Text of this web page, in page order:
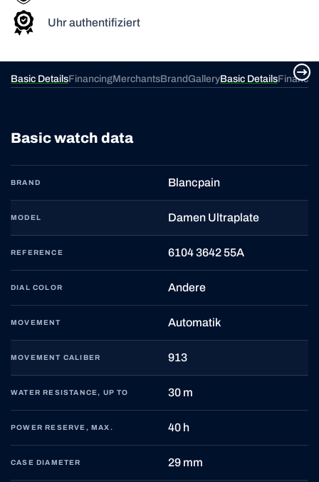
Uhr authentifiziert
Basic DetailsFinancingMerchantsBrandGalleryBasic Details
Basic watch data
BRAND Blancpain
MODEL Damen Ultraplate
REFERENCE 6104 3642 55A
DIAL COLOR Andere
MOVEMENT Automatik
MOVEMENT CALIBER 913
WATER RESISTANCE, UP TO 30 m
POWER RESERVE, MAX. 40 h
CASE DIAMETER 29 mm